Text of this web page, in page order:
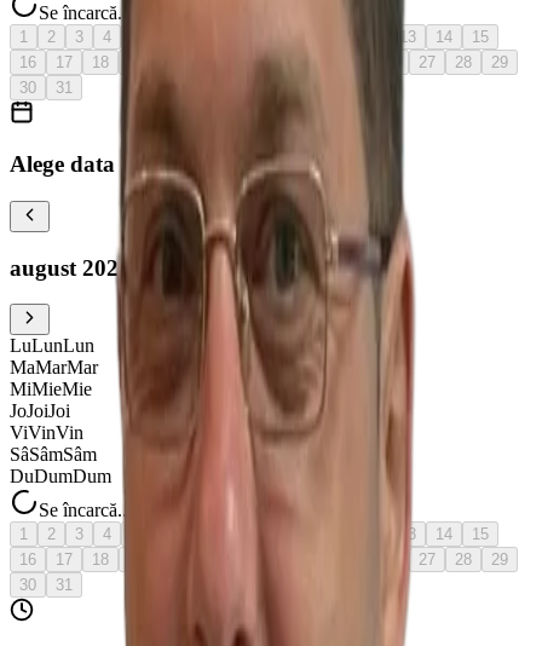
Se încarcă...
1 2 3 4 13 14
15
16
17 18 23 27 28
29
30
31
Alege data
august 2026
LuLunLun
MaMarMar
MiMieMie
JoJoiJoi
ViVinVin
SâSâmSâm
DuDumDum
Se încarcă...
1 2 3 4 13 14
15
16
17 18 27 28
29
30
31